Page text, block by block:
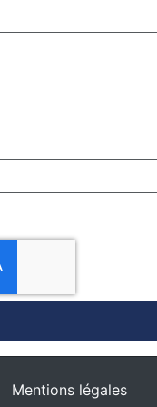
Mentions légales